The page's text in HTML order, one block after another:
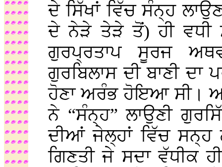
ਦੇ ਸਿੱਖਾਂ ਵਿੱਚ ਸੰਨ੍ਹ
ਦੇ ਨੇੜੇ ਤੇੜੇ ਤੋਂ) ਹੀ ਵਧੀ
ਗੁਰਪ੍ਰਤਾਪ ਸੂਰਜ
ਗੁਰਬਿਲਾਸ ਦੀ ਬਾਣੀ ਦਾ
ਹੋਣਾ ਅਰੰਭ ਹੋਇਆ ਸੀ।
ਨੇ “ਸੰਨ੍ਹ” ਲਾਉਣੀ
ਦੀਆਂ ਜੇਲ੍ਹਾਂ ਵਿੱਚ ਸਨ੍ਹ
ਗਿਣਤੀ ਜੇ ਸਦਾ ਵੱਧੀਕ